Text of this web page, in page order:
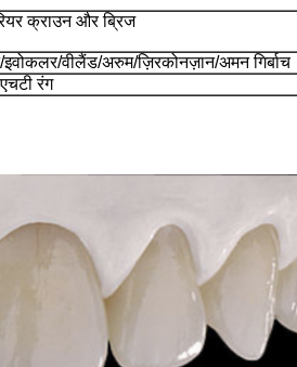
क्राउन और ब्रिज
वीलैंड/अरुम/ज़िरकोनज़ान/अमन गिर्बाच
रंग